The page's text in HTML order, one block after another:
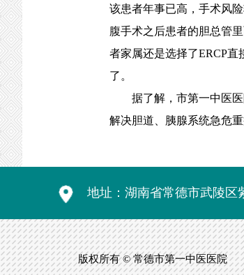
该患者年事已高，手术风
腹手术之后患者的胆总管
者家属还是选择了ERCP
了。
据了解，市第一中医医院
解决胆道、胰腺系统急危
地址：湖南省常德市武陵区
版权所有 © 常德市第一中医医院